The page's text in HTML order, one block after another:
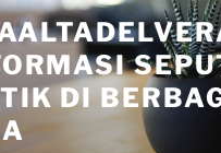
DI